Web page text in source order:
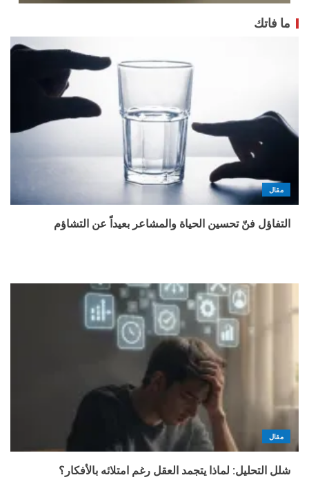
ما فاتك
مقال
التفاؤل فنّ تحسين الحياة والمشاعر بعيداً عن التشاؤم
مقال
شلل التحليل: لماذا يتجمد العقل رغم امتلائه بالأفكار؟